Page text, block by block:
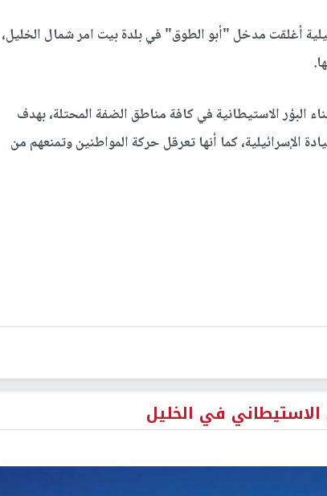
أغلقت مدخل "أبو الطوق" في بلدة بيت امر شمال الخليل،
البؤر الاستيطانية في كافة مناطق الضفة المحتلة، بهدف
الإسرائيلية، كما أنها تعرقل حركة المواطنين وتمنعهم من
في الخليل